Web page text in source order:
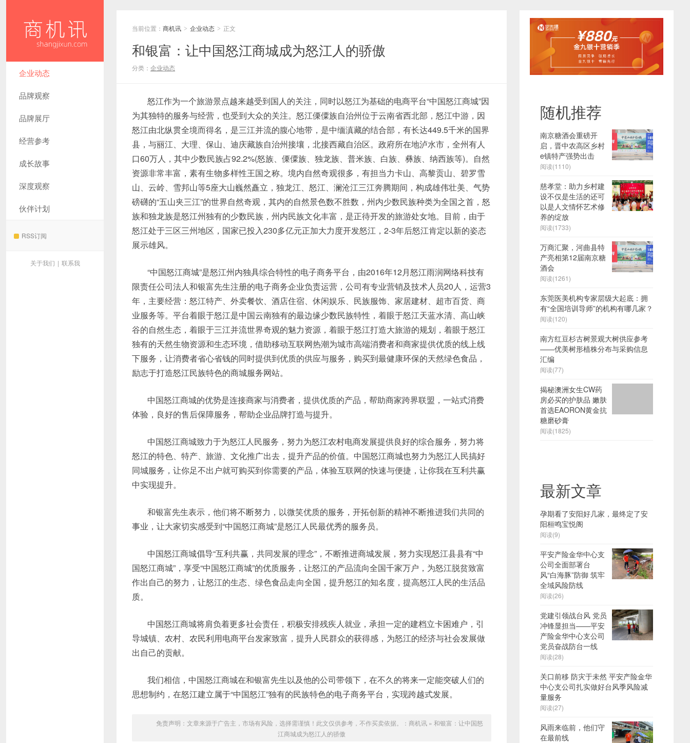
企业动态
品牌观察
品牌展厅
经营参考
成长故事
深度观察
伙伴计划
RSS订阅
关于我们 | 联系我
当前位置： 商机讯 > 企业动态 > 正文
和银富：让中国怒江商城成为怒江人的骄傲
分类： 企业动态
怒江作为一个旅游景点越来越受到国人的关注，同时以怒江为基础的电商平台“中国怒江商城”因
为其独特的服务与经营，也受到大众的关注。怒江傈僳族自治州位于云南省西北部，怒江中游，因
怒江由北纵贯全境而得名，是三江并流的腹心地带，是中缅滇藏的结合部，有长达449.5千米的国界
县，与丽江、大理、保山、迪庆藏族自治州接壤，北接西藏自治区。政府所在地泸水市，全州有人
口60万人，其中少数民族占92.2%(怒族、傈僳族、独龙族、普米族、白族、彝族、纳西族等)。自然
资源非常丰富，素有生物多样性王国之称。境内自然奇观很多，有担当力卡山、高黎贡山、碧罗雪
山、云岭、雪邦山等5座大山巍然矗立，独龙江、怒江、澜沧江三江奔腾期间，构成雄伟壮美、气势
磅礴的“五山夹三江”的世界自然奇观，其内的自然景色数不胜数，州内少数民族种类为全国之首，怒
族和独龙族是怒江州独有的少数民族，州内民族文化丰富，是正待开发的旅游处女地。目前，由于
怒江处于三区三州地区，国家已投入230多亿元正加大力度开发怒江，2-3年后怒江肯定以新的姿态
展示雄风。
“中国怒江商城”是怒江州内独具综合特性的电子商务平台，由2016年12月怒江雨润网络科技有
限责任公司法人和银富先生注册的电子商务企业负责运营，公司有专业营销及技术人员20人，运营3
年，主要经营：怒江特产、外卖餐饮、酒店住宿、休闲娱乐、民族服饰、家居建材、超市百货、商
业服务等。平台着眼于怒江是中国云南独有的最边缘少数民族特性，着眼于怒江天蓝水清、高山峡
谷的自然生态，着眼于三江并流世界奇观的魅力资源，着眼于怒江打造大旅游的规划，着眼于怒江
独有的天然生物资源和生态环境，借助移动互联网热潮为城市高端消费者和商家提供优质的线上线
下服务，让消费者省心省钱的同时提供到优质的供应与服务，购买到最健康环保的天然绿色食品，
励志于打造怒江民族特色的商城服务网站。
中国怒江商城的优势是连接商家与消费者，提供优质的产品，帮助商家跨界联盟，一站式消费
体验，良好的售后保障服务，帮助企业品牌打造与提升。
中国怒江商城致力于为怒江人民服务，努力为怒江农村电商发展提供良好的综合服务，努力将
怒江的特色、特产、旅游、文化推广出去，提升产品的价值。中国怒江商城也努力为怒江人民搞好
同城服务，让你足不出户就可购买到你需要的产品，体验互联网的快速与便捷，让你我在互利共赢
中实现提升。
和银富先生表示，他们将不断努力，以微笑优质的服务，开拓创新的精神不断推进我们共同的
事业，让大家切实感受到“中国怒江商城”是怒江人民最优秀的服务员。
中国怒江商城倡导“互利共赢，共同发展的理念”，不断推进商城发展，努力实现怒江县县有“中
国怒江商城”，享受“中国怒江商城”的优质服务，让怒江的产品流向全国千家万户，为怒江脱贫致富
作出自己的努力，让怒江的生态、绿色食品走向全国，提升怒江的知名度，提高怒江人民的生活品
质。
中国怒江商城将肩负着更多社会责任，积极安排残疾人就业，承担一定的建档立卡困难户，引
导城镇、农村、农民利用电商平台发家致富，提升人民群众的获得感，为怒江的经济与社会发展做
出自己的贡献。
我们相信，中国怒江商城在和银富先生以及他的公司带领下，在不久的将来一定能突破人们的
思想制约，在怒江建立属于“中国怒江”独有的民族特色的电子商务平台，实现跨越式发展。
免责声明：文章来源于广告主，市场有风险，选择需谨慎！此文仅供参考，不作买卖依据。： 商机讯» 和银富：让中国怒
江商城成为怒江人的骄傲
随机推荐
南京糖酒会重磅开
启，晋中农高区乡村
e镇特产强势出击
阅读(1110)
慈孝堂：助力乡村建
设不仅是生活的还可
以是人文情怀艺术修
养的绽放
阅读(1733)
万商汇聚，河曲县特
产亮相第12届南京糖
酒会
阅读(1261)
东莞医美机构专家层级大起底：拥
有“全国培训导师”的机构有哪几家？
阅读(120)
南方红豆杉古树景观大树供应参考
——优美树形植株分布与采购信息
汇编
阅读(77)
揭秘澳洲女生CW药
房必买的护肤品 嫩肤
首选EAORON黄金抗
糖磨砂膏
阅读(1825)
最新文章
孕期看了安阳好几家，最终定了安
阳桓鸣宝悦阁
阅读(9)
平安产险金华中心支
公司全面部署台
风“白海豚”防御 筑牢
全域风险防线
阅读(26)
党建引领战台风 党员
冲锋显担当——平安
产险金华中心支公司
党员奋战防台一线
阅读(28)
关口前移 防灾于未然 平安产险金华
中心支公司扎实做好台风季风险减
量服务
阅读(27)
风雨来临前，他们守
在最前线